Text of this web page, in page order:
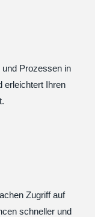
Prozessen in
erleichtert Ihren
Zugriff auf
schneller und